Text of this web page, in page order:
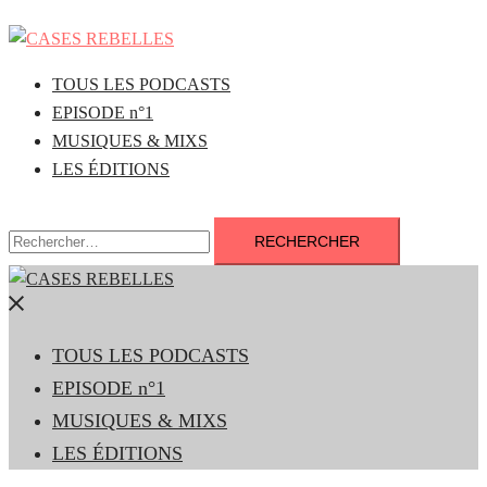
Aller
contenuTOUS LES PODCASTS
EPISODE n°1
MUSIQUES & MIXS
LES ÉDITIONS
Rechercher :
Fermer
menu
TOUS LES PODCASTS
EPISODE n°1
MUSIQUES & MIXS
LES ÉDITIONS